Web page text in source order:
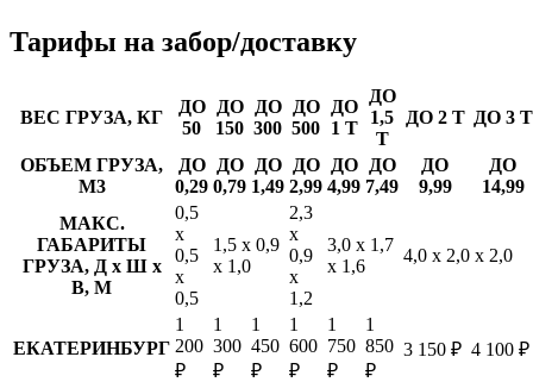
Тарифы на забор/доставку
ВЕС ГРУЗА, КГ
ДО
50
ДО
150
ДО
300
ДО
500
ДО
1 Т
ДО
1,5
Т
ДО 2 Т ДО 3 Т
ОБЪЕМ ГРУЗА,
М3
ДО
0,29
ДО
0,79
ДО
1,49
ДО
2,99
ДО
4,99
ДО
7,49
ДО
9,99
ДО
14,99
МАКС.
ГАБАРИТЫ
ГРУЗА, Д х Ш х
В, М
0,5
х
0,5
х
0,5
1,5 х 0,9
х 1,0
2,3
х
0,9
х
1,2
3,0 х 1,7
х 1,6
4,0 х 2,0 х 2,0
ЕКАТЕРИНБУРГ
1
200
₽
1
300
₽
1
450
₽
1
600
₽
1
750
₽
1
850
₽
3 150 ₽ 4 100 ₽